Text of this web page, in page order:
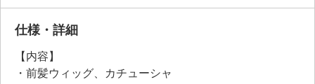
タイルに合わせやすい工夫がされています。
１点留めで好みの前髪位置に簡単に取り付けられ、付
アイロンやホットカーラー、ドライヤーも使用可能な
ので、お好みのスタイリングが楽しめます。
仕様・詳細
【内容】
・前髪ウィッグ、カチューシャ